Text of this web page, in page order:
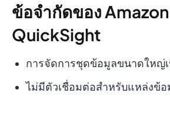
ข้อจำกัดของ Amazon
QuickSight
การจัดการชุดข้อมูลขนาดใหญ่เ
ไม่มีตัวเชื่อมต่อสำหรับแหล่งข้